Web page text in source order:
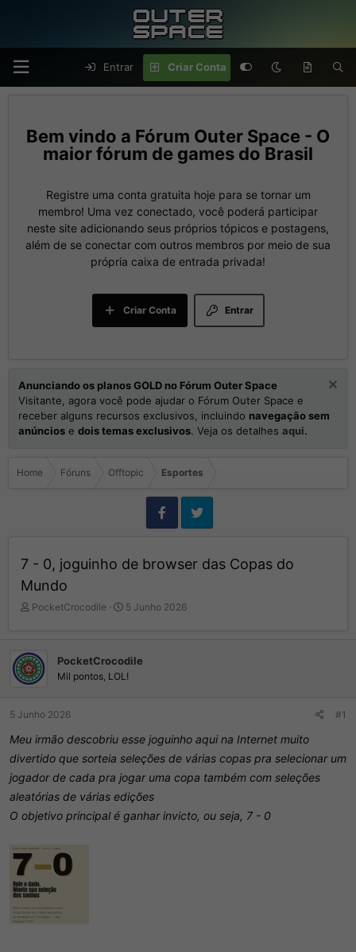
Entrar Criar Conta
Fórum Outer Space - O
maior fórum de games do Brasil
Registre uma conta gratuita hoje para se tornar um
membro! Uma vez conectado, você poderá participar
neste site adicionando seus próprios tópicos e postagens,
além de se conectar com outros membros por meio de sua
própria caixa de entrada privada!
Entrar
Criar Conta
Anunciando os planos GOLD no Fórum Outer Space
Visitante, agora você pode ajudar o Fórum Outer Space e
receber alguns recursos exclusivos, incluindo navegação sem
anúncios e dois temas exclusivos. Veja os detalhes aqui.
Home Fóruns Offtopic Esportes
7 - 0, joguinho de browser das Copas do
Mundo
I
i
a
r
d
t
ó
p
c
PocketCrocodile
D
d
e
c
o
5 Junho 2026
PocketCrocodile
Mil pontos, LOL!
5 Junho 2026 #1
Meu irmão descobriu esse joguinho aqui na Internet muito
divertido que sorteia seleções de várias copas pra selecionar um
jogador de cada pra jogar uma copa também com seleções
aleatórias de várias edições
O objetivo principal é ganhar invicto, ou seja, 7 - 0